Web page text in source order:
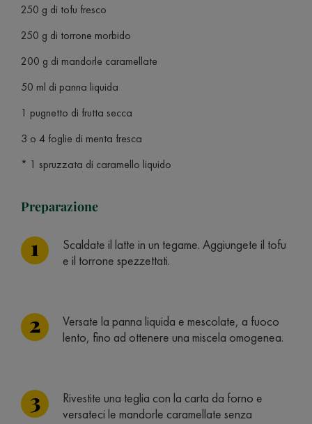
250 g di tofu fresco
250 g di torrone morbido
200 g di mandorle caramellate
50 ml di panna liquida
1 pugnetto di frutta secca
3 o 4 foglie di menta fresca
* 1 spruzzata di caramello liquido
Preparazione
Scaldate il latte in un tegame. Aggiungete il tofu
e il torrone spezzettati.
Versate la panna liquida e mescolate, a fuoco
lento, fino ad ottenere una miscela omogenea.
Rivestite una teglia con la carta da forno e
versateci le mandorle caramellate senza